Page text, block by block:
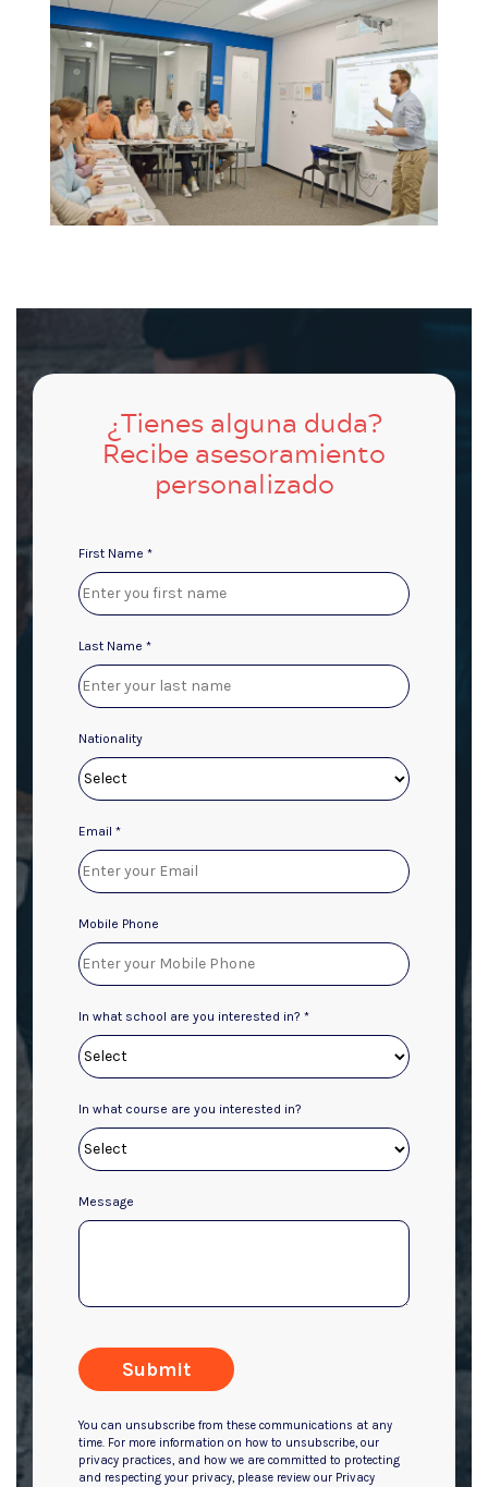
¿Tienes alguna duda?
Recibe asesoramiento
personalizado
First Name *
Last Name *
Nationality
Email *
Mobile Phone
In what school are you interested in? *
In what course are you interested in?
Message
Submit
You can unsubscribe from these communications at any
time. For more information on how to unsubscribe, our
privacy practices, and how we are committed to protecting
and respecting your privacy, please review our Privacy